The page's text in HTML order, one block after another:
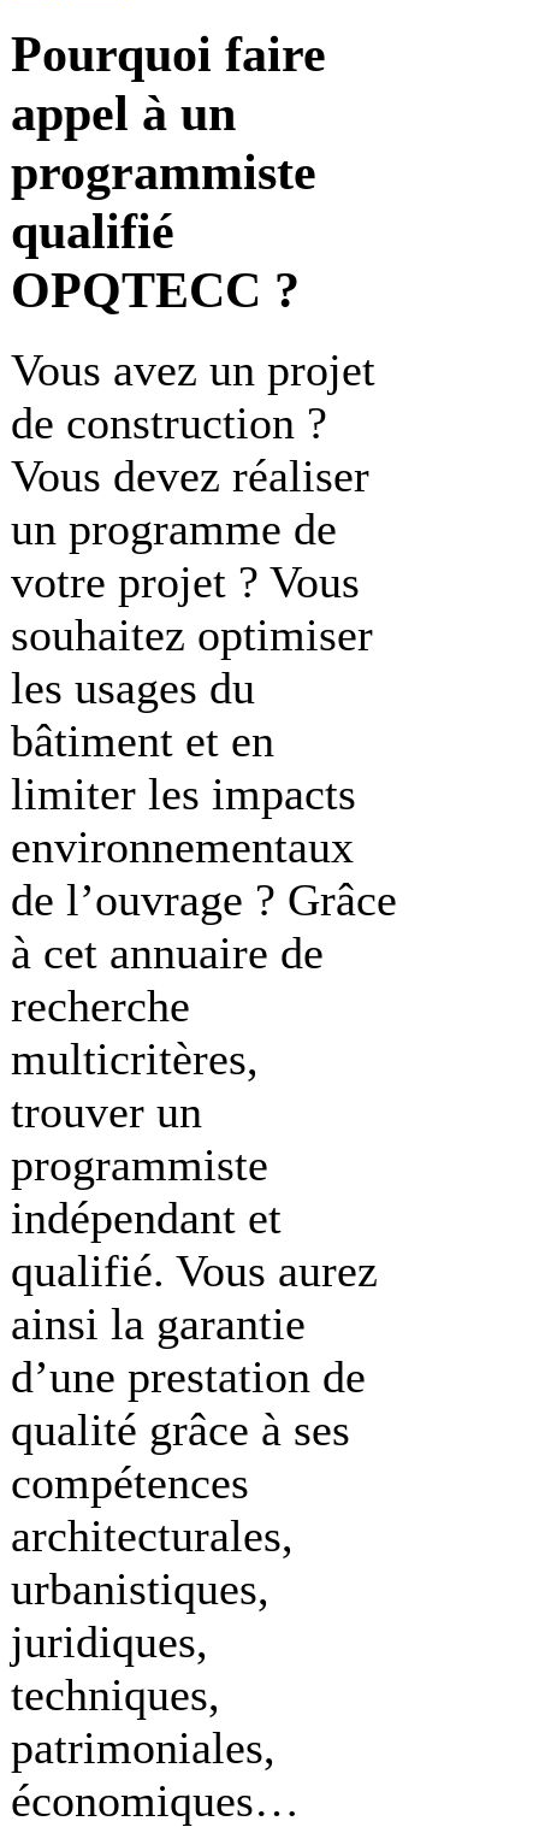
Pourquoi faire
appel à un
programmiste
qualifié
OPQTECC ?
Vous avez un projet
de construction ?
Vous devez réaliser
un programme de
votre projet ? Vous
souhaitez optimiser
les usages du
bâtiment et en
limiter les impacts
environnementaux
de l’ouvrage ? Grâce
à cet annuaire de
recherche
multicritères,
trouver un
programmiste
indépendant et
qualifié. Vous aurez
ainsi la garantie
d’une prestation de
qualité grâce à ses
compétences
architecturales,
urbanistiques,
juridiques,
techniques,
patrimoniales,
économiques…